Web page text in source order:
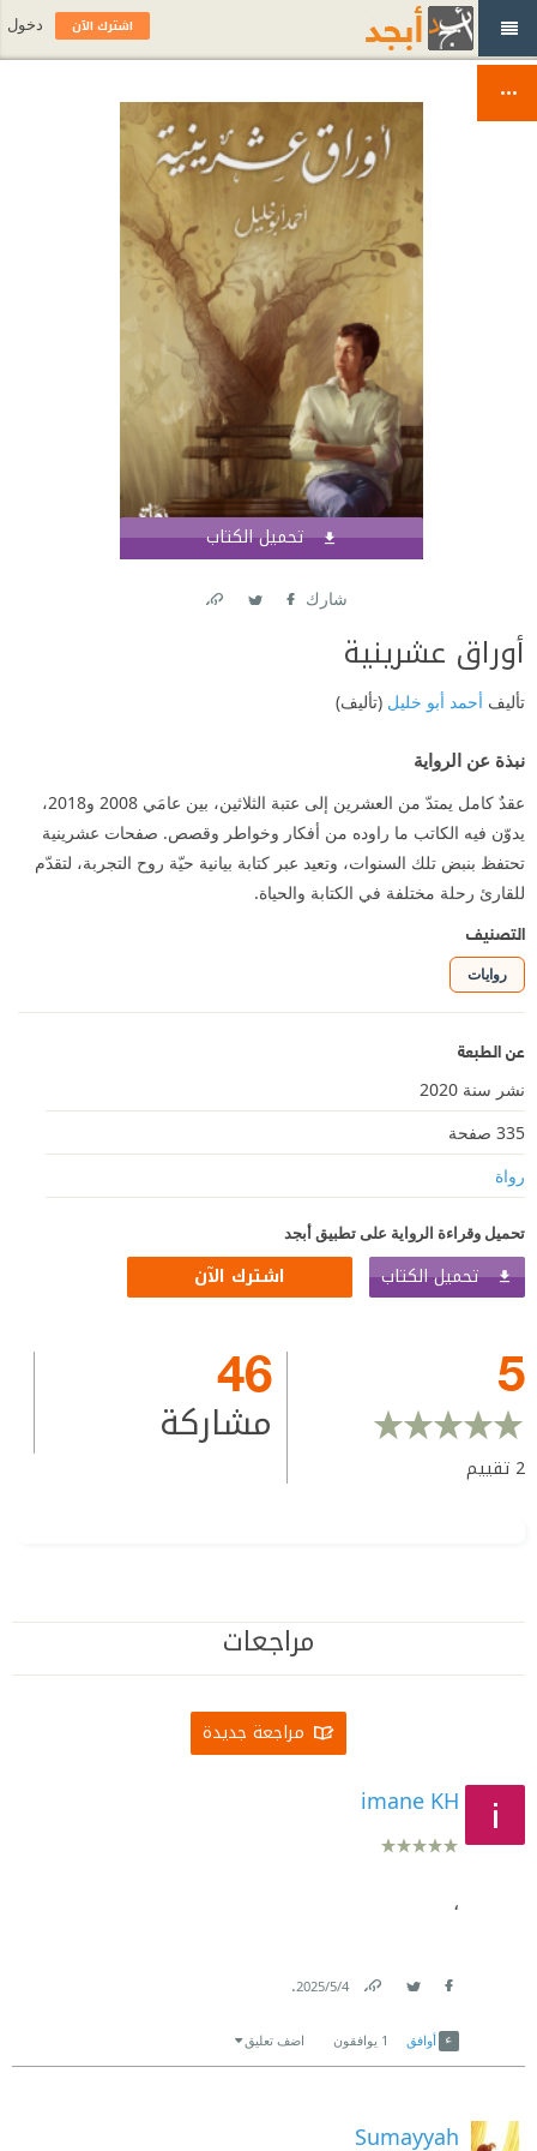
تحميل الكتاب
شارك
أوراق عشرينية
تأليف أحمد أبو خليل (تأليف)
نبذة عن الرواية
عقدٌ كامل يمتدّ من العشرين إلى عتبة الثلاثين، بين عامَي 2008 و2018،
يدوّن فيه الكاتب ما راوده من أفكار وخواطر وقصص. صفحات عشرينية
تحتفظ بنبض تلك السنوات، وتعيد عبر كتابة بيانية حيّة روح التجربة، لتقدّم
للقارئ رحلة مختلفة في الكتابة والحياة.
التصنيف
روايات
عن الطبعة
نشر سنة 2020
335 صفحة
رواة
تحميل وقراءة الرواية على تطبيق أبجد
تحميل الكتاب اشترك الآن
5
2 تقييم
46
مشاركة
مراجعات
مراجعة جديدة
imane KH
،
4‏/5‏/2025
.
أوافق 1 يوافقون اضف تعليق
Sumayyah
اشترك الآن دخول